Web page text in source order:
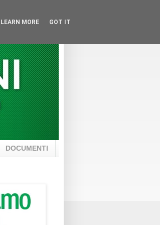
DOCUMENTI
LEARN MORE GOT IT